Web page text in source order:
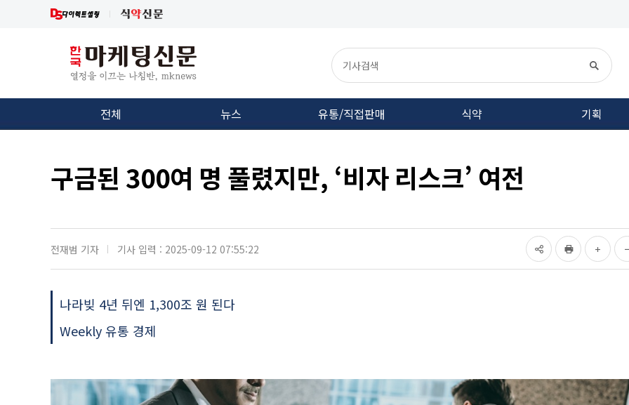
전체 뉴스 유통/직접판매 식약 기획
구금된 300여 명 풀렸지만, ‘비자 리스크’ 여전
전재범 기자 기사 입력 : 2025-09-12 07:55:22
나라빚 4년 뒤엔 1,300조 원 된다
Weekly 유통 경제